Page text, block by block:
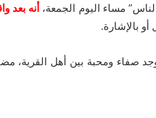
أنه بعد
بالإشارة.
صفاء ومحبة بين أهل القرية،